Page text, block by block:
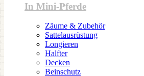
In Mini-Pferde
Zäume & Zubehör
Sattelausrüstung
Longieren
Halfter
Decken
Beinschutz